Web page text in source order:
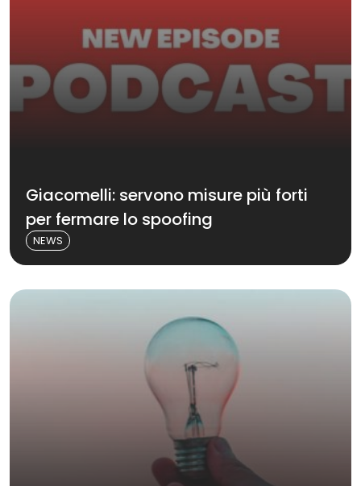
Giacomelli: servono misure più forti
per fermare lo spoofing
NEWS